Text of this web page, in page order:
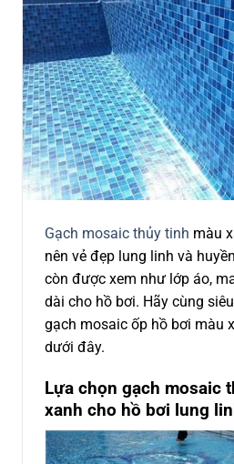
Gạch mosaic thủy tinh màu
nên vẻ đẹp lung linh và
còn được xem như lớp áo,
dài cho hồ bơi. Hãy cùng
gạch mosaic ốp hồ bơi màu
dưới đây.
Lựa chọn gạch mosaic
xanh cho hồ bơi lung